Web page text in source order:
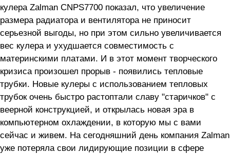
кулера Zalman CNPS7700 показал, что увеличение
размера радиатора и вентилятора не приносит
серьезной выгоды, но при этом сильно увеличивается
вес кулера и ухудшается совместимость с
материнскими платами. И в этот момент творческого
кризиса произошел прорыв - появились тепловые
трубки. Новые кулеры с использованием тепловых
трубок очень быстро растоптали славу "старичков" с
веерной конструкцией, и открылась новая эра в
компьютерном охлаждении, в которую мы с вами
сейчас и живем. На сегодняшний день компания Zalman
уже потеряла свои лидирующие позиции в сфере